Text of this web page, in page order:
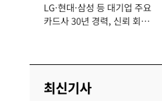
장
LG·현대·삼성 등 대기업 주요
카드사 30년 경력, 신뢰 회복
최신기사